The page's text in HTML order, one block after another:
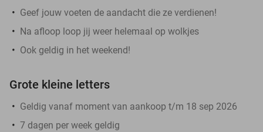
Geef jouw voeten de aandacht die ze verdienen!
Na afloop loop jij weer helemaal op wolkjes
Ook geldig in het weekend!
Grote kleine letters
Geldig vanaf moment van aankoop t/m 18 sep 2026
7 dagen per week geldig